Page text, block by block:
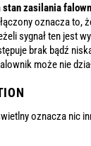
stan zasilania
oznacza to,
sygnał ten jest
brak bądź
może nie
oznacza nic